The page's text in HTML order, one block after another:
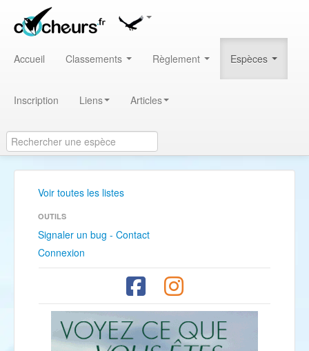
Accueil Classements Règlement Espèces
Inscription Liens Articles
Voir toutes les listes
OUTILS
Signaler un bug - Contact
Connexion